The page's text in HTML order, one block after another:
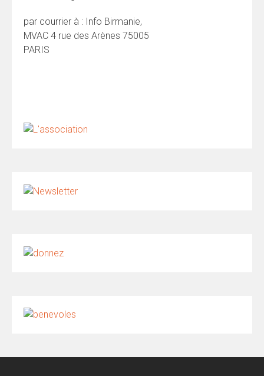
par courrier à : Info Birmanie,
MVAC 4 rue des Arènes 75005
PARIS